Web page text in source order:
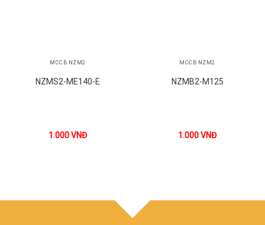
MCCB NZM2
NZMS2-ME140-E
1.000VNĐ
MCCB NZM2
NZMB2-M125
1.000VNĐ